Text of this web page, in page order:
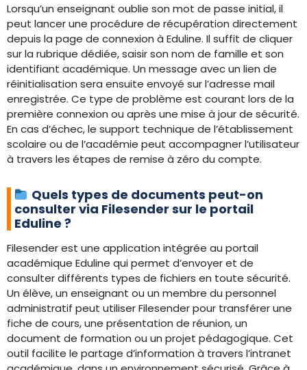
Lorsqu’un enseignant oublie son mot de passe initial, il
peut lancer une procédure de récupération directement
depuis la page de connexion à Eduline. Il suffit de cliquer
sur la rubrique dédiée, saisir son nom de famille et son
identifiant académique. Un message avec un lien de
réinitialisation sera ensuite envoyé sur l’adresse mail
enregistrée. Ce type de problème est courant lors de la
première connexion ou après une mise à jour de sécurité.
En cas d’échec, le support technique de l’établissement
scolaire ou de l’académie peut accompagner l’utilisateur
à travers les étapes de remise à zéro du compte.
Quels types de documents peut-on
consulter via Filesender sur le portail
Eduline ?
Filesender est une application intégrée au portail
académique Eduline qui permet d’envoyer et de
consulter différents types de fichiers en toute sécurité.
Un élève, un enseignant ou un membre du personnel
administratif peut utiliser Filesender pour transférer une
fiche de cours, une présentation de réunion, un
document de formation ou un projet pédagogique. Cet
outil facilite le partage d’information à travers l’intranet